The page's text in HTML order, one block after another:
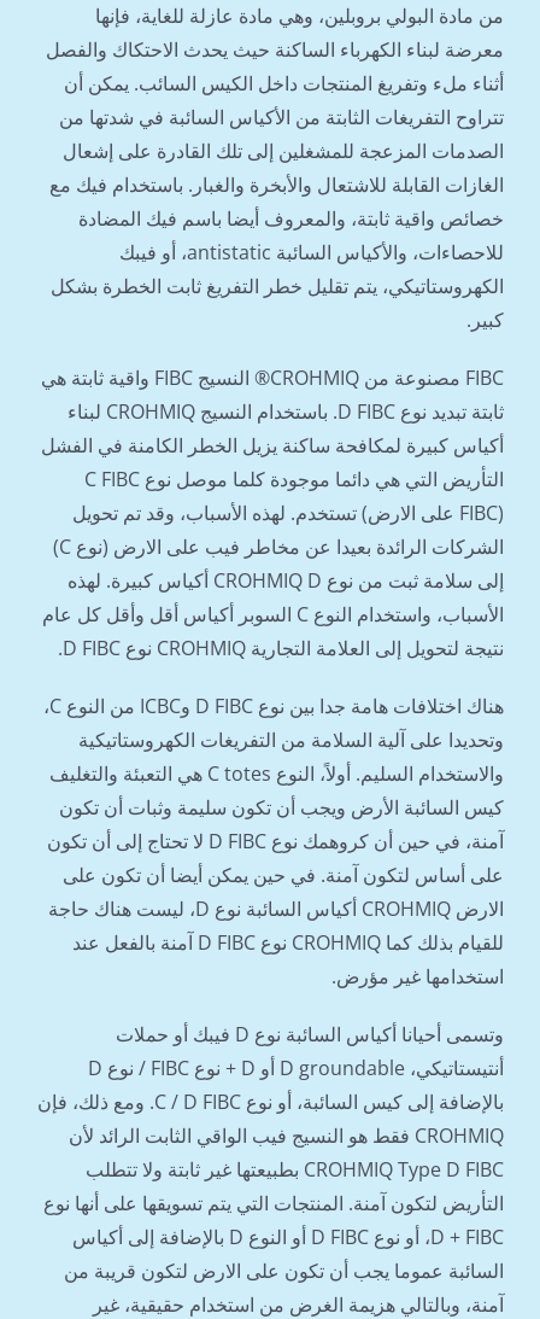
من مادة البولي بروبلين، وهي مادة عازلة للغاية، فإنها
معرضة لبناء الكهرباء الساكنة حيث يحدث الاحتكاك والفصل
أثناء ملء وتفريغ المنتجات داخل الكيس السائب. يمكن أن
تتراوح التفريغات الثابتة من الأكياس السائبة في شدتها من
الصدمات المزعجة للمشغلين إلى تلك القادرة على إشعال
الغازات القابلة للاشتعال والأبخرة والغبار. باستخدام فيك مع
خصائص واقية ثابتة، والمعروف أيضا باسم فيك المضادة
للاحصاءات، والأكياس السائبة antistatic، أو فيبك
الكهروستاتيكي، يتم تقليل خطر التفريغ ثابت الخطرة بشكل
كبير.
FIBC مصنوعة من CROHMIQ® النسيج FIBC واقية ثابتة هي
ثابتة تبديد نوع D FIBC. باستخدام النسيج CROHMIQ لبناء
أكياس كبيرة لمكافحة ساكنة يزيل الخطر الكامنة في الفشل
التأريض التي هي دائما موجودة كلما موصل نوع C FIBC
(FIBC على الارض) تستخدم. لهذه الأسباب، وقد تم تحويل
الشركات الرائدة بعيدا عن مخاطر فيب على الارض (نوع C)
إلى سلامة ثبت من نوع CROHMIQ D أكياس كبيرة. لهذه
الأسباب، واستخدام النوع C السوبر أكياس أقل وأقل كل عام
نتيجة لتحويل إلى العلامة التجارية CROHMIQ نوع D FIBC.
هناك اختلافات هامة جدا بين نوع D FIBC وICBC من النوع C،
وتحديدا على آلية السلامة من التفريغات الكهروستاتيكية
والاستخدام السليم. أولاً، النوع C totes هي التعبئة والتغليف
كيس السائبة الأرض ويجب أن تكون سليمة وثبات أن تكون
آمنة، في حين أن كروهمك نوع D FIBC لا تحتاج إلى أن تكون
على أساس لتكون آمنة. في حين يمكن أيضا أن تكون على
الارض CROHMIQ أكياس السائبة نوع D، ليست هناك حاجة
للقيام بذلك كما CROHMIQ نوع D FIBC آمنة بالفعل عند
استخدامها غير مؤرض.
وتسمى أحيانا أكياس السائبة نوع D فيبك أو حملات
أنتيستاتيكي، D groundable أو D + نوع FIBC / نوع D
بالإضافة إلى كيس السائبة، أو نوع C / D FIBC. ومع ذلك، فإن
CROHMIQ فقط هو النسيج فيب الواقي الثابت الرائد لأن
CROHMIQ Type D FIBC بطبيعتها غير ثابتة ولا تتطلب
التأريض لتكون آمنة. المنتجات التي يتم تسويقها على أنها نوع
D + FIBC، أو نوع D FIBC أو النوع D بالإضافة إلى أكياس
السائبة عموما يجب أن تكون على الارض لتكون قريبة من
آمنة، وبالتالي هزيمة الغرض من استخدام حقيقية، غير